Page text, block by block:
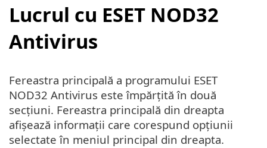
Lucrul cu ESET NOD32
Antivirus
Fereastra principală a programului ESET
NOD32 Antivirus este împărțită în două
secțiuni. Fereastra principală din dreapta
afișează informații care corespund opțiunii
selectate în meniul principal din dreapta.